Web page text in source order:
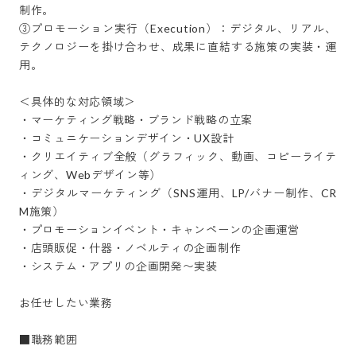
制作。
③プロモーション実行（Execution）：デジタル、リアル、
テクノロジーを掛け合わせ、成果に直結する施策の実装・運
用。
＜具体的な対応領域＞
・マーケティング戦略・ブランド戦略の立案
・コミュニケーションデザイン・UX設計
・クリエイティブ全般（グラフィック、動画、コピーライテ
ィング、Webデザイン等）
・デジタルマーケティング（SNS運用、LP/バナー制作、CR
M施策）
・プロモーションイベント・キャンペーンの企画運営
・店頭販促・什器・ノベルティの企画制作
・システム・アプリの企画開発〜実装
お任せしたい業務
■職務範囲